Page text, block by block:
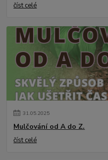
číst celé
31.05.2025
Mulčování od A do Z.
číst celé